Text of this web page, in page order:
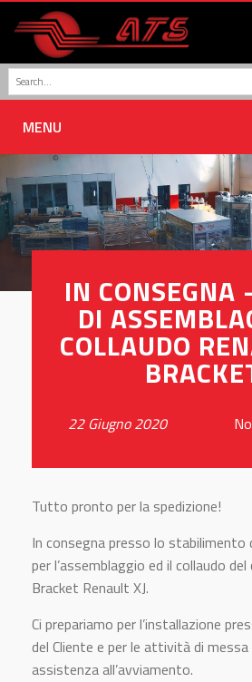
MENU
IN CONSEGNA
DI
COLLAUDO
22 Giugno 2020
Tutto pronto per la spedizione!
In consegna presso lo stabilimento
per l’assemblaggio ed il collaudo
Bracket Renault XJ.
Ci prepariamo per l’installazione
del Cliente e per le attività di
assistenza all’avviamento.